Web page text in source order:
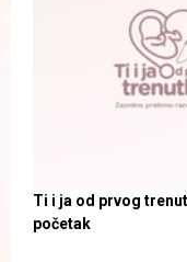
Ti i ja od prvog
početak